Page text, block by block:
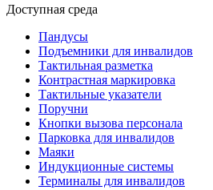
Доступная среда
Пандусы
Подъемники для инвалидов
Тактильная разметка
Контрастная маркировка
Тактильные указатели
Поручни
Кнопки вызова персонала
Парковка для инвалидов
Маяки
Индукционные системы
Терминалы для инвалидов